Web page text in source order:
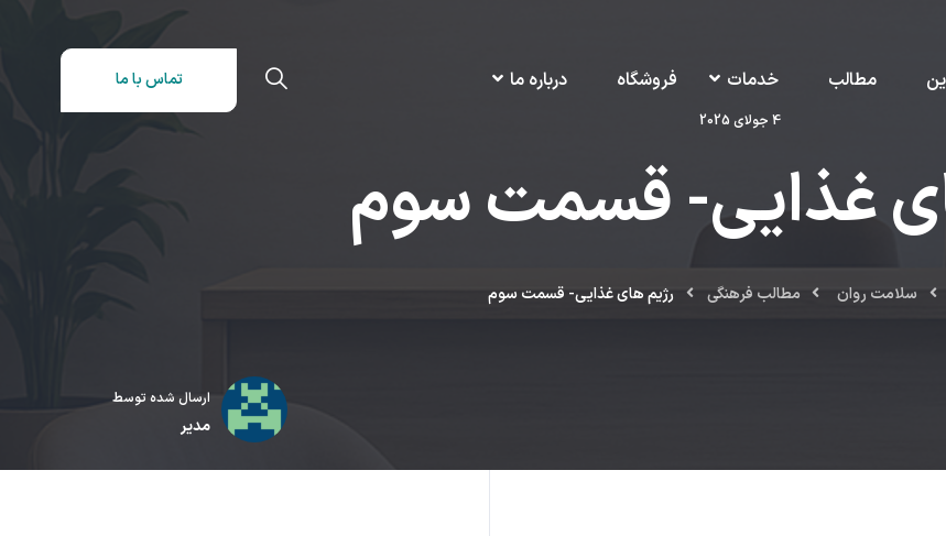
مطالب خدمات فروشگاه درباره ما تماس با ما
4 جولای 2025
غذایی- قسمت سوم
سلامت روان مطالب فرهنگی رژیم های غذایی- قسمت سوم
ارسال شده توسط
مدیر